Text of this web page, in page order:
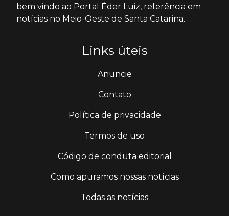
bem vindo ao Portal Éder Luiz, referência em
notícias no Meio-Oeste de Santa Catarina.
Links úteis
Anuncie
Contato
Política de privacidade
Termos de uso
Código de conduta editorial
Como apuramos nossas notícias
Todas as notícias